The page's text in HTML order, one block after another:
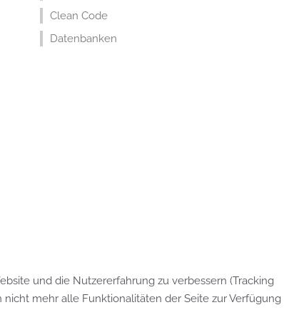
Clean Code
Datenbanken
und die Nutzererfahrung zu verbessern (Tracking
mehr alle Funktionalitäten der Seite zur Verfügung